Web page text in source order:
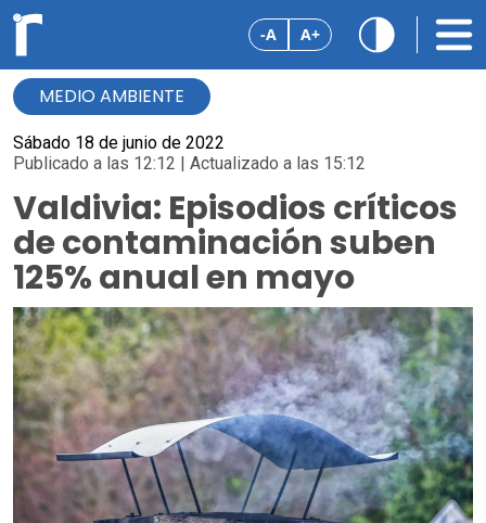
-A A+
MEDIO AMBIENTE
Sábado 18 de junio de 2022
Publicado a las 12:12 | Actualizado a las 15:12
Valdivia: Episodios críticos
de contaminación suben
125% anual en mayo